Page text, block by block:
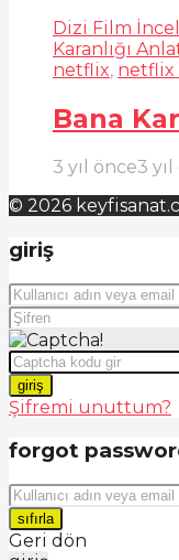
Dizi Film
Karanlığı
netflix,
Bana
3 yıl önce3
© 2026
giriş
giriş
Şifremi unuttum?
forgot
sıfırla
Geri dön